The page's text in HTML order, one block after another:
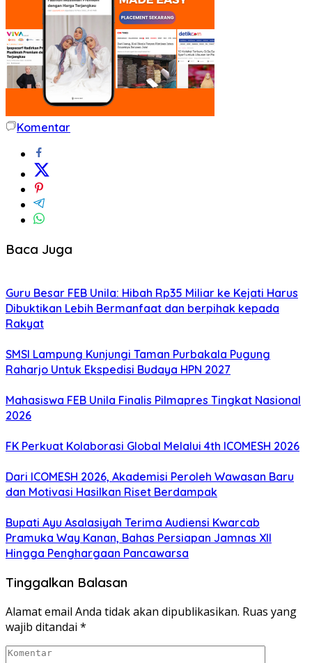
Komentar
Baca Juga
Guru Besar FEB Unila: Hibah Rp35 Miliar ke Kejati Harus
Dibuktikan Lebih Bermanfaat dan berpihak kepada
Rakyat
SMSI Lampung Kunjungi Taman Purbakala Pugung
Raharjo Untuk Ekspedisi Budaya HPN 2027
Mahasiswa FEB Unila Finalis Pilmapres Tingkat Nasional
2026
FK Perkuat Kolaborasi Global Melalui 4th ICOMESH 2026
Dari ICOMESH 2026, Akademisi Peroleh Wawasan Baru
dan Motivasi Hasilkan Riset Berdampak
Bupati Ayu Asalasiyah Terima Audiensi Kwarcab
Pramuka Way Kanan, Bahas Persiapan Jamnas XII
Hingga Penghargaan Pancawarsa
Tinggalkan Balasan
Alamat email Anda tidak akan dipublikasikan. Ruas yang
wajib ditandai *